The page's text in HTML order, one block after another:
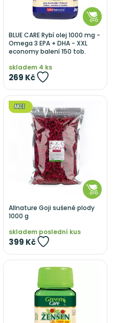
BLUE CARE Rybí olej 1000 mg -
Omega 3 EPA + DHA - XXL
economy balení 150 tob.
skladem 4 ks
269 Kč
AKCE
Allnature Goji sušené plody
1000 g
skladem poslední kus
399 Kč